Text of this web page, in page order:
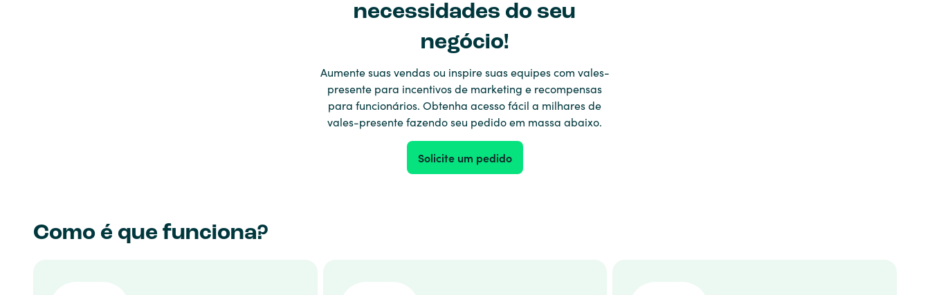
necessidades do seu
negócio!
Aumente suas vendas ou inspire suas equipes com vales-
presente para incentivos de marketing e recompensas
para funcionários. Obtenha acesso fácil a milhares de
vales-presente fazendo seu pedido em massa abaixo.
Solicite um pedido
Como é que funciona?